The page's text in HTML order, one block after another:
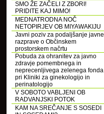
SMO ŽE ZAČELI Z ZBORI!
PRIDITE KAJ MIMO!
MEDNATRODNA NOČ
NETOPIRJEV OB MIYAWAKIJU
Javni poziv za podaljšanje javne
razprave o Občinskem
prostorskem načrtu
Pobuda za ohranitev za javno
zdravje pomembnega in
neprecenljivega zelenega fonda
pri Kliniki za ginekologijo in
perinatologijo
V SOBOTO VABLJENI OB
RADVANJSKI POTOK
KAM NA SREČANJE S SOSEDI